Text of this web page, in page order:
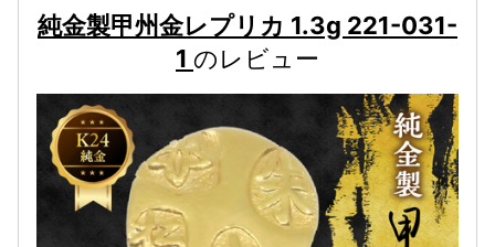
純金製甲州金レプリカ 1.3g 221-031-
1 のレビュー